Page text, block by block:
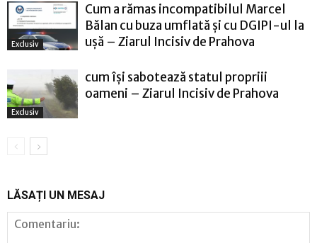
Exclusiv
Cum a rămas incompatibilul Marcel
Bălan cu buza umflată și cu DGIPI-ul la
ușă – Ziarul Incisiv de Prahova
Exclusiv
cum își sabotează statul propriii
oameni – Ziarul Incisiv de Prahova
LĂSAȚI UN MESAJ